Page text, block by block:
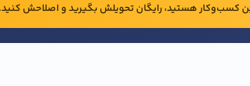
کسب‌وکار هستید، رایگان تحویلش بگیرید و اصلاحش کنید.